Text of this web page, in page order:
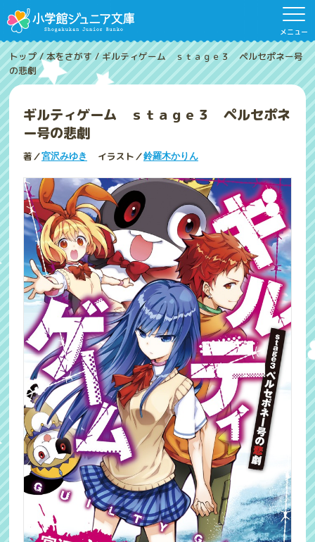
メニュー
トップ /本をさがす /ギルティゲーム ｓｔａｇｅ３ ペルセポネー号
の悲劇
ギルティゲーム ｓｔａｇｅ３ ペルセポネ
ー号の悲劇
著／宮沢みゆき イラスト／鈴羅木かりん